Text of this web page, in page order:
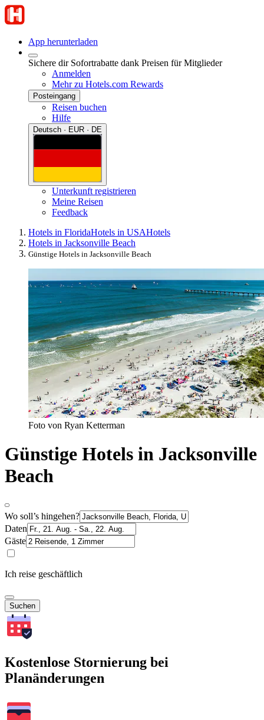
App herunterladen
Sichere dir Sofortrabatte dank Preisen für Mitglieder
Anmelden
Mehr zu Hotels.com Rewards
Posteingang
Reisen buchen
Hilfe
Deutsch · EUR · DE
Unterkunft registrieren
Meine Reisen
Feedback
Hotels in FloridaHotels in USAHotels
Hotels in Jacksonville Beach
Günstige Hotels in Jacksonville Beach
Foto von Ryan Ketterman
Günstige Hotels in Jacksonville
Beach
Wo soll’s hingehen?
Daten
Gäste
Ich reise geschäftlich
Suchen
Kostenlose Stornierung bei
Planänderungen